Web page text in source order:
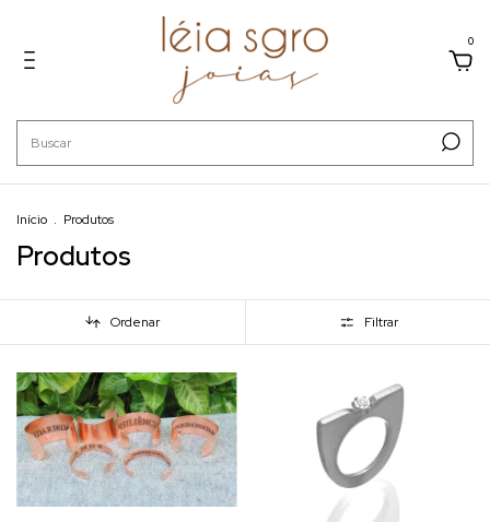
0
Início . Produtos
Produtos
Ordenar Filtrar